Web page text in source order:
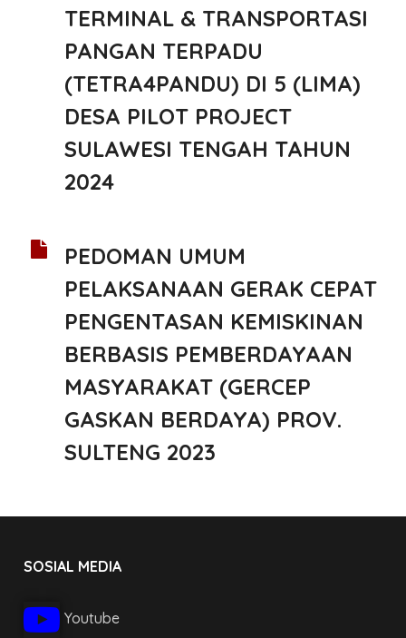
TERMINAL & TRANSPORTASI
PANGAN TERPADU
(TETRA4PANDU) DI 5 (LIMA)
DESA PILOT PROJECT
SULAWESI TENGAH TAHUN
2024
PEDOMAN UMUM
PELAKSANAAN GERAK CEPAT
PENGENTASAN KEMISKINAN
BERBASIS PEMBERDAYAAN
MASYARAKAT (GERCEP
GASKAN BERDAYA) PROV.
SULTENG 2023
SOSIAL MEDIA
Youtube